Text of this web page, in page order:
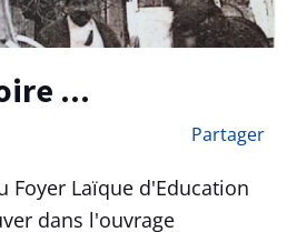
...
Partager
Foyer Laïque d'Education
dans l'ouvrage